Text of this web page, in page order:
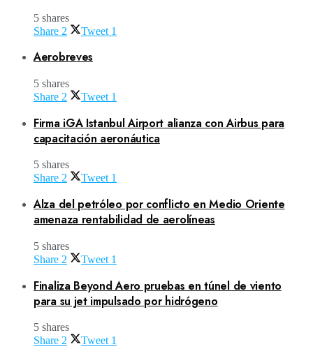
5 shares
Share 2 Tweet 1
Aerobreves
5 shares
Share 2 Tweet 1
Firma iGA Istanbul Airport alianza con Airbus para
capacitación aeronáutica
5 shares
Share 2 Tweet 1
Alza del petróleo por conflicto en Medio Oriente
amenaza rentabilidad de aerolíneas
5 shares
Share 2 Tweet 1
Finaliza Beyond Aero pruebas en túnel de viento
para su jet impulsado por hidrógeno
5 shares
Share 2 Tweet 1